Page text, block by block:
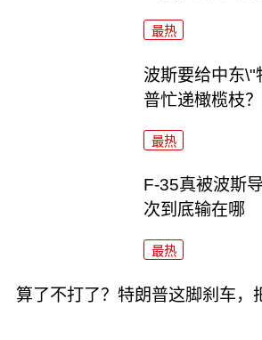
最热
波斯要给中东\"
普忙递橄榄枝？
最热
F-35真被波斯
次到底输在哪
最热
算了不打了？特朗普这脚刹车，